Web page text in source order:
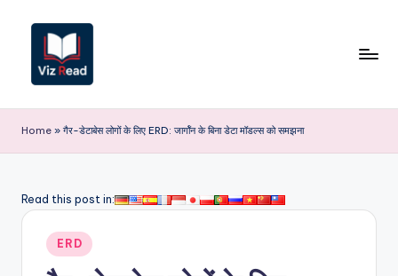
content
iz
R
a
Home » गैर-डेटाबेस लोगों के लिए ERD: जार्गॉन के बिना डेटा मॉडल्स को समझना
Read this post in:
Posted
in
ERD